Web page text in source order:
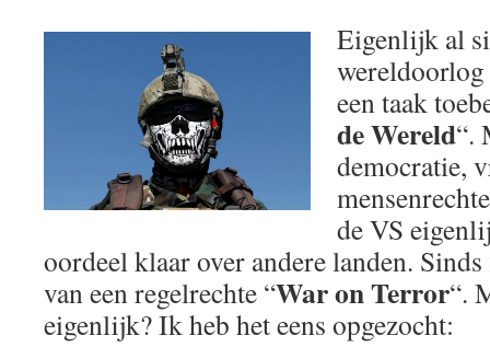
Eigenlijk al
een taak
de Wereld“.
democratie,
de VS
oordeel klaar over andere landen.
van een regelrechte “War on Terror“.
eigenlijk? Ik heb het eens opgezocht: